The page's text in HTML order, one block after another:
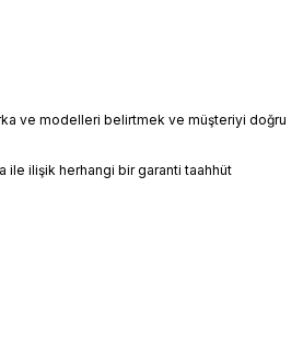
ve modelleri belirtmek ve müşteriyi doğru
ile ilişik herhangi bir garanti taahhüt